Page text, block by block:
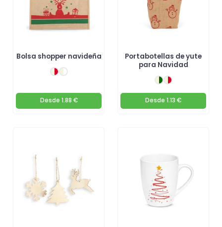
Bolsa shopper navideña
Desde 1.88 €
Portabotellas de yute
para Navidad
Desde 1.13 €